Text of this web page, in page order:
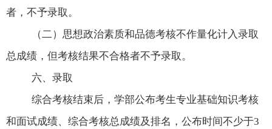
者，不予录取。
（二）思想政治素质和品德考核不作量化计入录取
总成绩，但考核结果不合格者不予录取。
六、录取
综合考核结束后，学部公布考生专业基础知识考核
和面试成绩、综合考核总成绩及排名，公布时间不少于3